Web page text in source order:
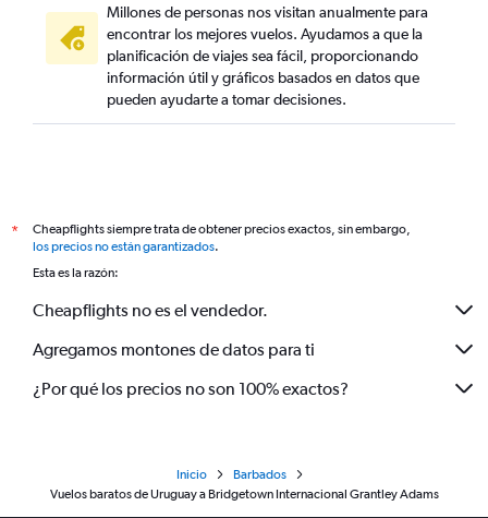
Millones de personas nos visitan anualmente para
encontrar los mejores vuelos. Ayudamos a que la
planificación de viajes sea fácil, proporcionando
información útil y gráficos basados en datos que
pueden ayudarte a tomar decisiones.
*
Cheapflights siempre trata de obtener precios exactos, sin embargo,
los precios no están garantizados.
Esta es la razón:
Cheapflights no es el vendedor.
Agregamos montones de datos para ti
¿Por qué los precios no son 100% exactos?
Inicio
Barbados
Vuelos baratos de Uruguay a Bridgetown Internacional Grantley Adams